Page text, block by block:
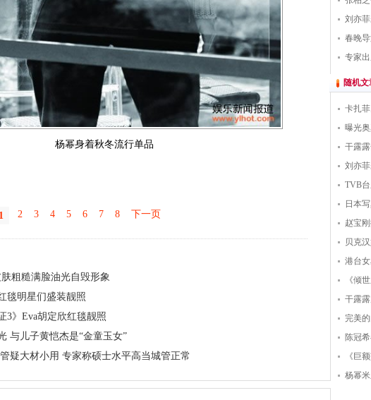
杨幂身着秋冬流行单品
1 2 3 4 5 6 7 8 下一页
粗糙满脸油光自毁形象
毯明星们盛装靓照
3》Eva胡定欣红毯靓照
与儿子黄恺杰是“金童玉女”
疑大材小用 专家称硕士水平高当城管正常
刘亦
春晚
专家
随机文
卡扎
曝光
干露
刘亦
TVB
日本
赵宝
贝克
港台
《倾
干露
完美
陈冠
《巨
杨幂